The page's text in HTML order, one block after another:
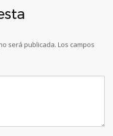
será publicada. Los campos